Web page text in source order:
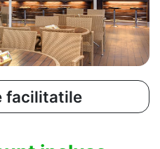
facilitatile